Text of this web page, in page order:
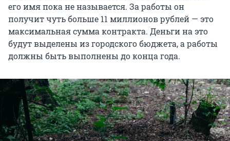
его имя пока не называется. За работы он
получит чуть больше 11 миллионов рублей — это
максимальная сумма контракта. Деньги на это
будут выделены из городского бюджета, а работы
должны быть выполнены до конца года.